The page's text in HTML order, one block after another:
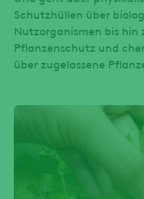
Schutzhüllen über
Nutzorganismen bis hin
Pflanzenschutz und
über zugelassene